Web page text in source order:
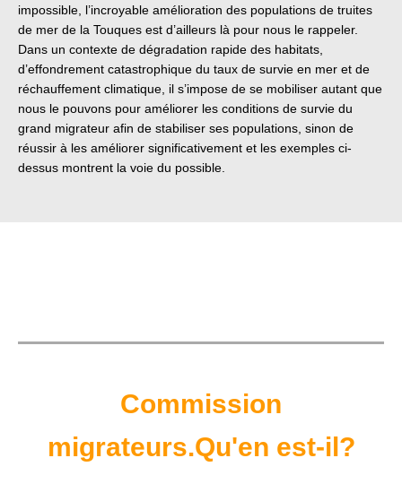
impossible, l’incroyable amélioration des populations de truites
de mer de la Touques est d’ailleurs là pour nous le rappeler.
Dans un contexte de dégradation rapide des habitats,
d’effondrement catastrophique du taux de survie en mer et de
réchauffement climatique, il s’impose de se mobiliser autant que
nous le pouvons pour améliorer les conditions de survie du
grand migrateur afin de stabiliser ses populations, sinon de
réussir à les améliorer significativement et les exemples ci-
dessus montrent la voie du possible.
Commission
migrateurs.Qu'en est-il?